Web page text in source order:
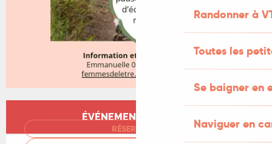
Randonner à
Toutes les
Se baigner en
Naviguer en
Ouverture et coordonnées
ÉVÉNEMENT TERMINÉ
RÉSERVER